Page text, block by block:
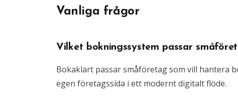
Vanliga frågor
Vilket bokningssystem passar
Bokaklart passar småföretag som vill hantera
egen företagssida i ett modernt digitalt flöde.